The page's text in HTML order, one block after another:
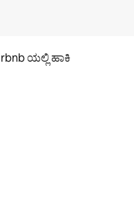
ಯಲ್ಲಿ ಹಾಕಿ